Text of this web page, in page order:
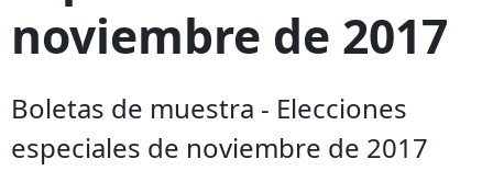
noviembre de 2017
Boletas de muestra - Elecciones
especiales de noviembre de 2017